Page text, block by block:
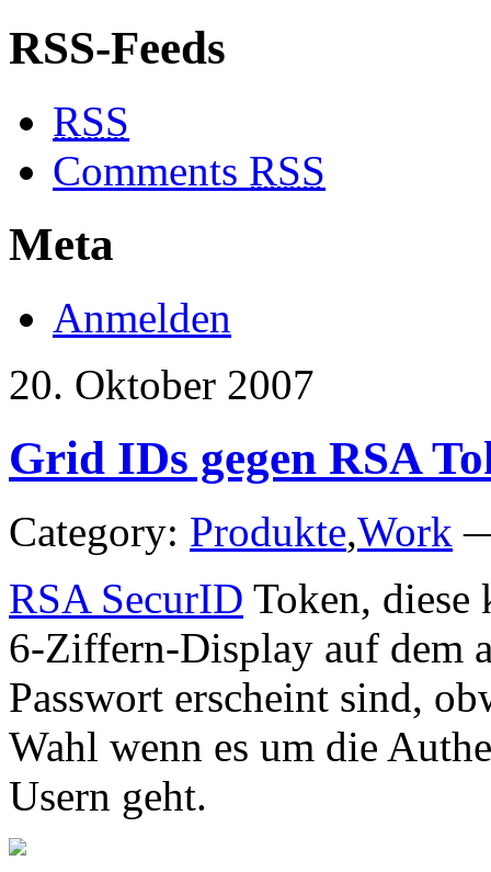
RSS-Feeds
RSS
Comments RSS
Meta
Anmelden
20. Oktober 2007
Grid IDs gegen RSA
Category: Produkte,Work
RSA SecurID Token, diese
6-Ziffern-Display auf dem
Passwort erscheint sind,
Wahl wenn es um die
Usern geht.